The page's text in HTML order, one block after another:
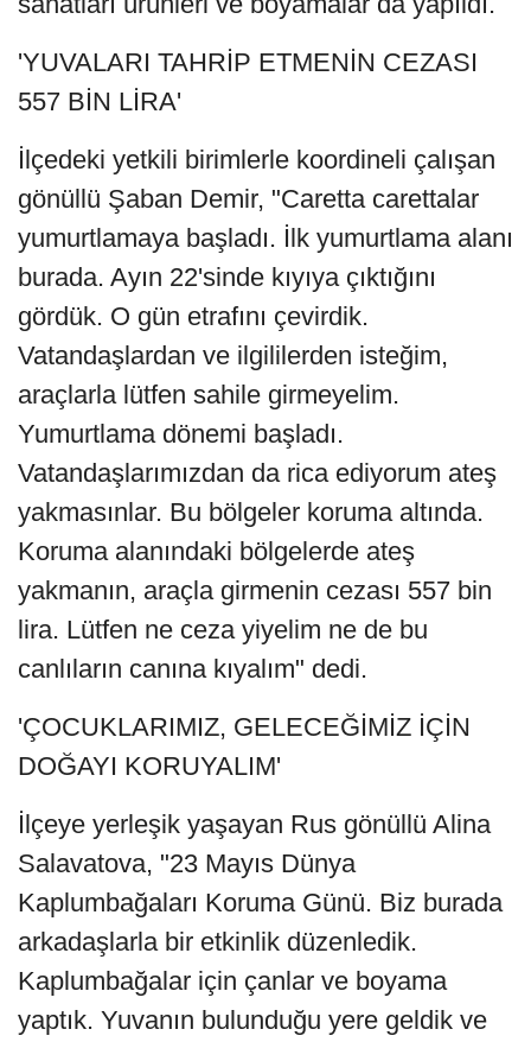
'YUVALARI TAHRİP ETMENİN CEZASI
557 BİN LİRA'
İlçedeki yetkili birimlerle koordineli çalışan
gönüllü Şaban Demir, "Caretta carettalar
yumurtlamaya başladı. İlk yumurtlama alanı
burada. Ayın 22'sinde kıyıya çıktığını
gördük. O gün etrafını çevirdik.
Vatandaşlardan ve ilgililerden isteğim,
araçlarla lütfen sahile girmeyelim.
Yumurtlama dönemi başladı.
Vatandaşlarımızdan da rica ediyorum ateş
yakmasınlar. Bu bölgeler koruma altında.
Koruma alanındaki bölgelerde ateş
yakmanın, araçla girmenin cezası 557 bin
lira. Lütfen ne ceza yiyelim ne de bu
canlıların canına kıyalım" dedi.
'ÇOCUKLARIMIZ, GELECEĞİMİZ İÇİN
DOĞAYI KORUYALIM'
İlçeye yerleşik yaşayan Rus gönüllü Alina
Salavatova, "23 Mayıs Dünya
Kaplumbağaları Koruma Günü. Biz burada
arkadaşlarla bir etkinlik düzenledik.
Kaplumbağalar için çanlar ve boyama
yaptık. Yuvanın bulunduğu yere geldik ve